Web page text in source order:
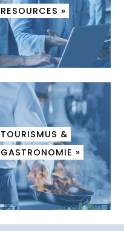
RESOURCES »
TOURISMUS &
GASTRONOMIE »